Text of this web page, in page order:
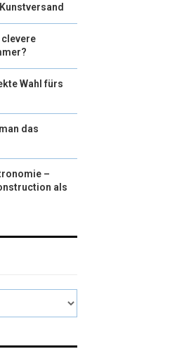
clevere
Wahl fürs
das
–
als